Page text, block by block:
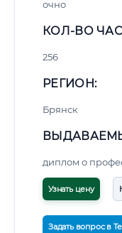
очно
КОЛ-ВО
256
РЕГИОН:
Брянск
диплом о
Узнать цену
Задать вопрос в